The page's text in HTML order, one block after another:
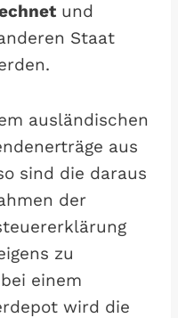
und
Staat
ausländischen
aus
sind die daraus
der
zu
einem
wird die